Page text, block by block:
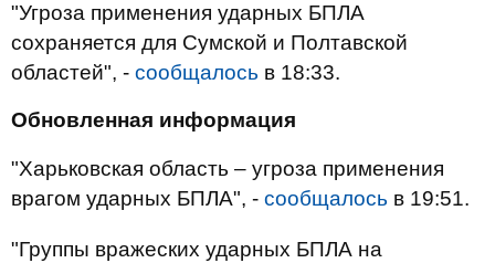
"Угроза применения ударных БПЛА
сохраняется для Сумской и Полтавской
областей", - сообщалось в 18:33.
Обновленная информация
"Харьковская область – угроза применения
врагом ударных БПЛА", - сообщалось в 19:51.
"Группы вражеских ударных БПЛА на